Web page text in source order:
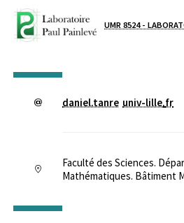
UMR 8524 -
daniel.tanre univ-lille.fr
Faculté des Sciences.
Mathématiques. Bâtiment